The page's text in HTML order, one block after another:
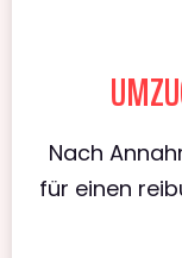
Nach
für einen